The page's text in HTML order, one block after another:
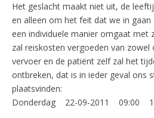
Het geslacht maakt niet uit, de
en alleen om het feit dat we in
een individuele manier omgaat met
zal reiskosten vergoeden van zowel
vervoer en de patiënt zelf zal het
ontbreken, dat is in ieder geval ons
plaatsvinden:
Donderdag 22-09-2011 09:00